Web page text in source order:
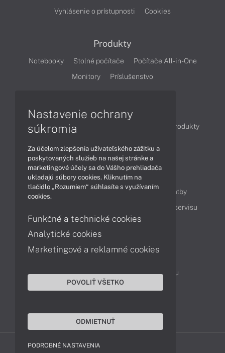
Vyhlásenie o prístupnosti
Cookies
Produkty
Notebooky Stolné počítače
Počítače All-in-One
Monitory
Príslušenstvo
Články
Obchodné informácie
Produkty
Obsah
Ako nakupovať
Možnosti doručenia a platby
Cenník servisu
Kontakty
Servisné oddelenie
Reklamácia tovaru
Nastavenie ochrany
súkromia
Za účelom zlepšenia užívateľského zážitku a
poskytovaných služieb na našej stránke a
marketingové účely sa do Vášho prehliadača
ukladajú súbory cookies. Kliknutím na
tlačidlo „Rozumiem“ súhlasíte s využívaním
cookies.
Funkčné a technické cookies
Analytické cookies
Marketingové a reklamné cookies
POVOLIŤ VŠETKO
ODMIETNUŤ
PODROBNÉ NASTAVENIA